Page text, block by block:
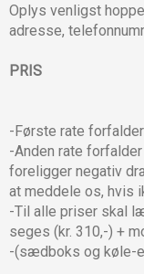
Oplys venligst
adresse,
PRIS
-Første rate
-Anden rate
foreligger negativ
at meddele os, hvis
-Til alle priser skal
seges (kr. 310,-) +
-(sædboks og køle-